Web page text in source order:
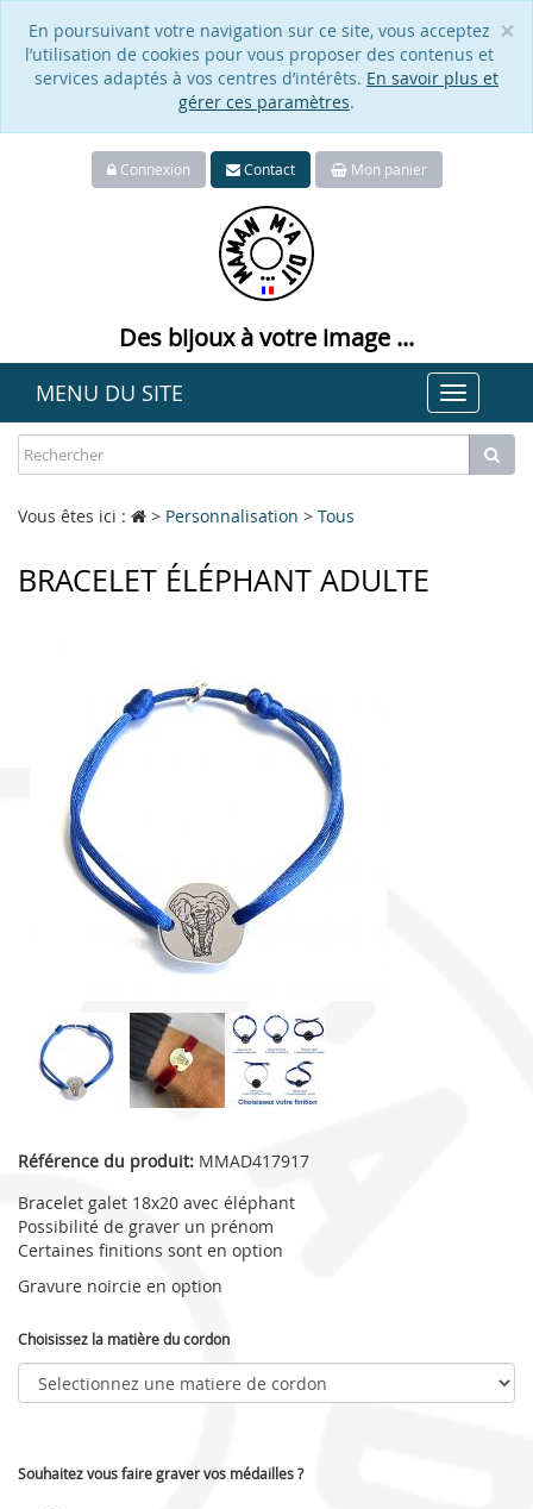
×
En poursuivant votre navigation sur ce site, vous acceptez
l’utilisation de cookies pour vous proposer des contenus et
services adaptés à vos centres d’intérêts. En savoir plus et
gérer ces paramètres.
Connexion Contact Mon panier
Des bijoux à votre image ...
MENU DU SITE
Toggle
Vous êtes ici : > Personnalisation > Tous
BRACELET ÉLÉPHANT ADULTE
Référence du produit: MMAD417917
Bracelet galet 18x20 avec éléphant
Possibilité de graver un prénom
Certaines finitions sont en option
Gravure noircie en option
Choisissez la matière du cordon
Souhaitez vous faire graver vos médailles ?